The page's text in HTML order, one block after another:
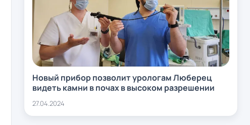
Новый прибор позволит урологам Люберец
видеть камни в почах в высоком разрешении
27.04.2024